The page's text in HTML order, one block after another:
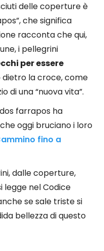
delle coperture è
che significa
racconta che qui,
i pellegrini
per essere
dietro la croce, come
di una “nuova vita”.
farrapos ha
oggi bruciano i loro
fino a
dalle coperture,
legge nel Codice
se sale triste si
bellezza di questo